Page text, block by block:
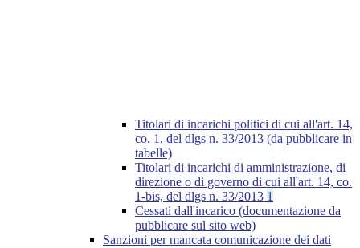
Titolari di incarichi politici di cui all'art. 14,
co. 1, del dlgs n. 33/2013 (da pubblicare in
tabelle)
Titolari di incarichi di amministrazione, di
direzione o di governo di cui all'art. 14, co.
1-bis, del dlgs n. 33/2013 1
Cessati dall'incarico (documentazione da
pubblicare sul sito web)
Sanzioni per mancata comunicazione dei dati